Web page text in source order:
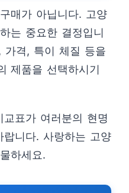
매가 아닙니다. 고양
는 중요한 결정입니
가격, 특이 체질 등을
제품을 선택하시기
표가 여러분의 현명
니다. 사랑하는 고양
하세요.